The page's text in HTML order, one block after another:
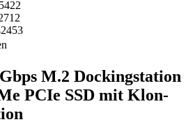
M.2 Dockingstation
PCIe SSD mit Klon-